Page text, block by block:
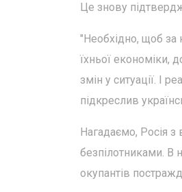
Це знову
"Необхідно, щоб за
їхньої економіки,
змін у ситуації. І
підкреслив
Нагадаємо, Росія з
безпілотниками. В
окупантів